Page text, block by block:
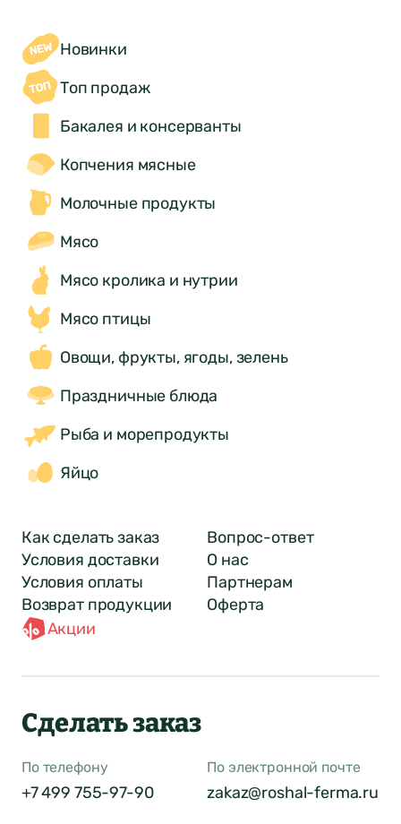
Новинки
Топ продаж
Бакалея и консерванты
Копчения мясные
Молочные продукты
Мясо
Мясо кролика и нутрии
Мясо птицы
Овощи, фрукты, ягоды, зелень
Праздничные блюда
Рыба и морепродукты
Яйцо
Как сделать заказ
Условия доставки
Условия оплаты
Возврат продукции
Акции
Вопрос-ответ
О нас
Партнерам
Оферта
Сделать заказ
По телефону
+7 499 755-97-90
По электронной почте
zakaz@roshal-ferma.ru